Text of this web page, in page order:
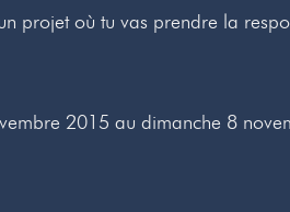
projet où tu vas prendre la
2015 au dimanche 8